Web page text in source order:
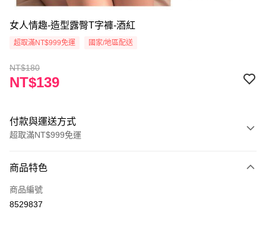
女人情趣-造型露臀T字褲-酒紅
超取滿NT$999免運 國家/地區配送
NT$180
NT$139
付款與運送方式
超取滿NT$999免運
信用卡一次付款
超商取貨付款
商品特色
商品編號
8529837